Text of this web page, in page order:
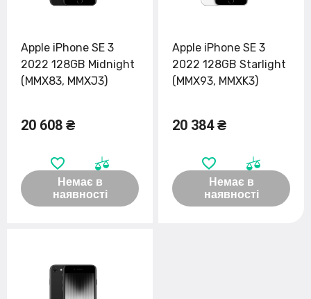
Apple iPhone SE 3
2022 128GB Midnight
(MMX83, MMXJ3)
20 608 ₴
Немає в
наявності
Apple iPhone SE 3
2022 128GB Starlight
(MMX93, MMXK3)
20 384 ₴
Немає в
наявності